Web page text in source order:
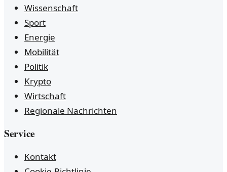
Wissenschaft
Sport
Energie
Mobilität
Politik
Krypto
Wirtschaft
Regionale Nachrichten
Service
Kontakt